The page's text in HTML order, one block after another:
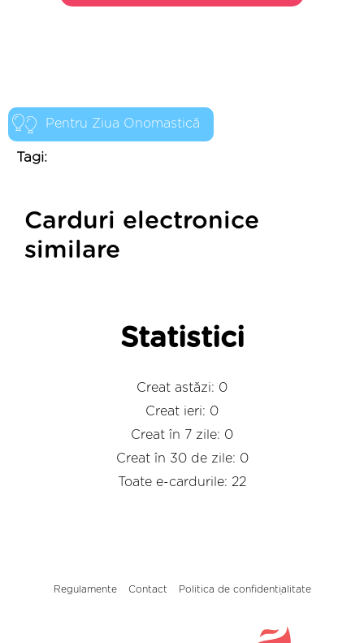
Pentru Ziua Onomastică
Tagi:
Carduri electronice
similare
Statistici
Creat astăzi: 0
Creat ieri: 0
Creat în 7 zile: 0
Creat în 30 de zile: 0
Toate e-cardurile: 22
Regulamente Contact Politica de confidențialitate